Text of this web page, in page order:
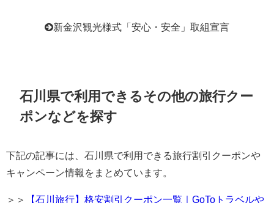
新金沢観光様式「安心・安全」取組宣言
石川県で利用できるその他の旅行クー
ポンなどを探す
下記の記事には、石川県で利用できる旅行割引クーポンや
キャンペーン情報をまとめています。
＞＞
【石川旅行】格安割引クーポン一覧｜GoToトラベルや